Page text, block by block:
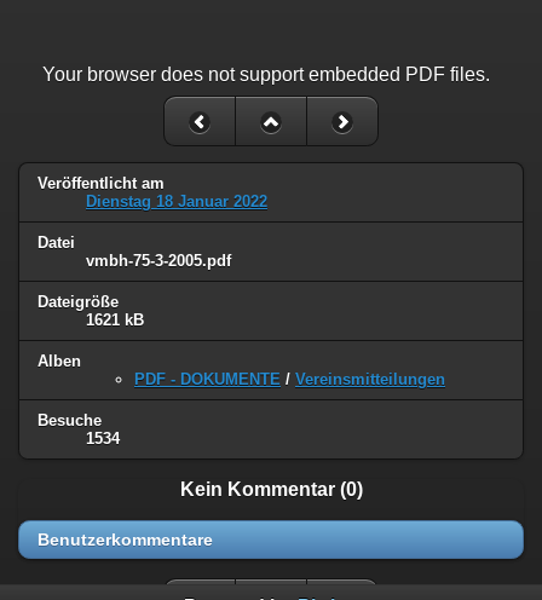
Your browser does not support embedded PDF files.
Veröffentlicht am
Dienstag 18 Januar 2022
Datei
vmbh-75-3-2005.pdf
Dateigröße
1621 kB
Alben
PDF - DOKUMENTE / Vereinsmitteilungen
Besuche
1534
Kein Kommentar (0)
Benutzerkommentare